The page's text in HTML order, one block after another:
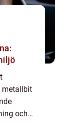
metallbit
och